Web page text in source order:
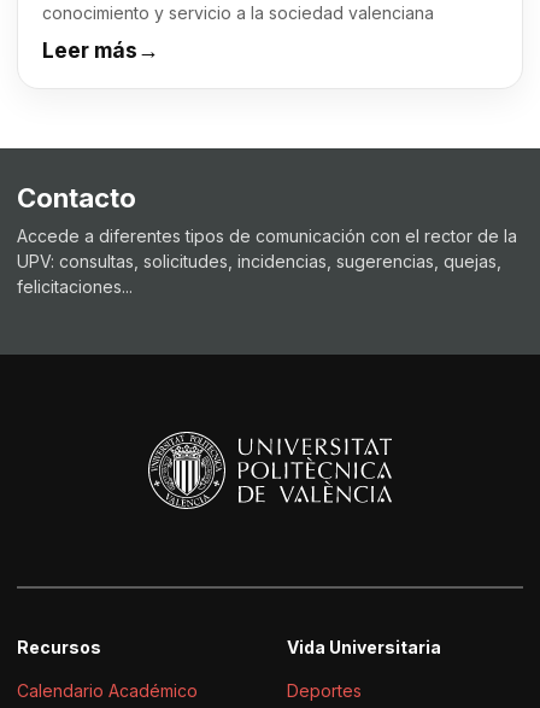
conocimiento y servicio a la sociedad valenciana
Leer más→
Contacto
Accede a diferentes tipos de comunicación con el rector de la
UPV: consultas, solicitudes, incidencias, sugerencias, quejas,
felicitaciones...
Recursos
Calendario Académico
Vida Universitaria
Deportes